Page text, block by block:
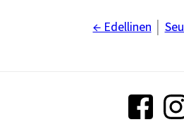
← Edellinen